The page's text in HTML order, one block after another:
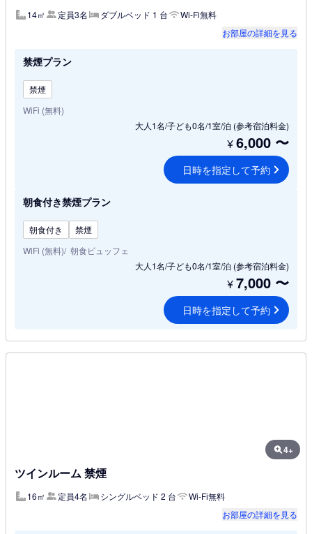
14㎡ 定員3名 ダブルベッド 1 台
Wi-Fi無料
お部屋の詳細を見る
禁煙プラン
禁煙
WiFi (無料)
大人1名/子ども0名/1室/泊 (参考宿泊料金)
¥6,000 〜
日時を指定して予約
朝食付き禁煙プラン
朝食付き
禁煙
WiFi (無料) 朝食ビュッフェ
大人1名/子ども0名/1室/泊 (参考宿泊料金)
¥7,000 〜
日時を指定して予約
4+
ツインルーム 禁煙
16㎡ 定員4名 シングルベッド 2 台
Wi-Fi無料
お部屋の詳細を見る